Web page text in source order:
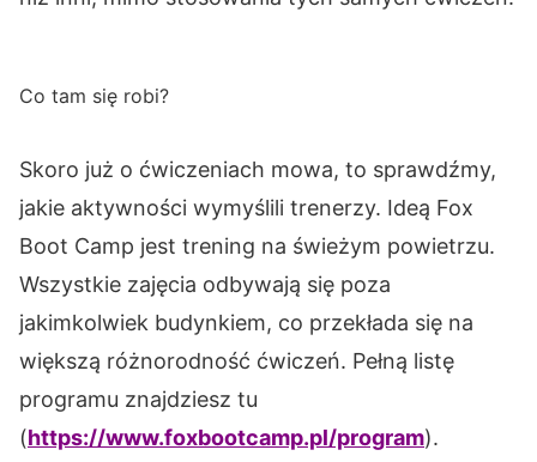
Co tam się robi?
Skoro już o ćwiczeniach mowa, to sprawdźmy,
jakie aktywności wymyślili trenerzy. Ideą Fox
Boot Camp jest trening na świeżym powietrzu.
Wszystkie zajęcia odbywają się poza
jakimkolwiek budynkiem, co przekłada się na
większą różnorodność ćwiczeń. Pełną listę
programu znajdziesz tu
(https://www.foxbootcamp.pl/program).